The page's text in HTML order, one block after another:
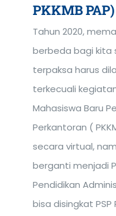
PKKMB
Tahun 2020,
berbeda bagi kita
terpaksa harus
terkecuali
Mahasiswa Baru
Perkantoran (
secara virtual,
berganti menjadi
Pendidikan
bisa disingkat PSP